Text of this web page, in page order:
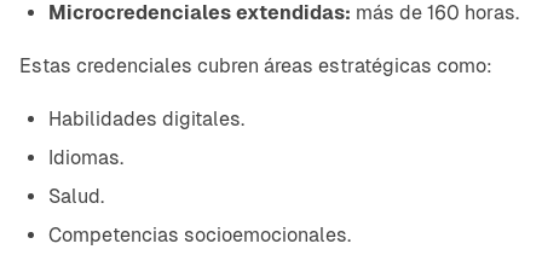
Microcredenciales extendidas: más de 160 horas.
Estas credenciales cubren áreas estratégicas como:
Habilidades digitales.
Idiomas.
Salud.
Competencias socioemocionales.